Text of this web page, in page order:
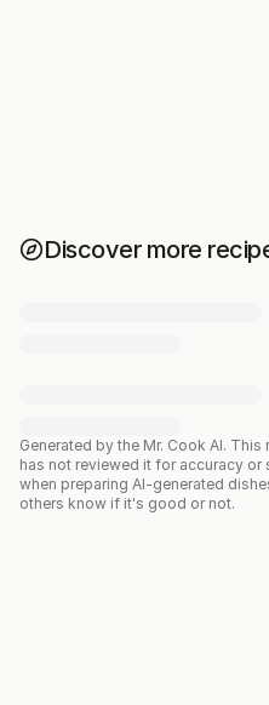
Discover more
Generated by the Mr. Cook AI. This
has not reviewed it for accuracy
when preparing AI-generated
others know if it's good or not.